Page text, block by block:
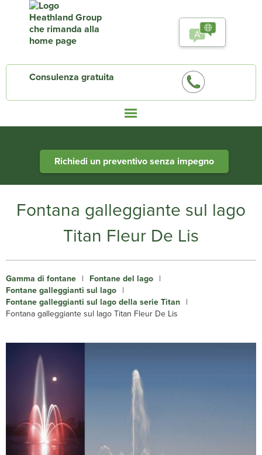
Consulenza gratuita
Richiedi un preventivo senza impegno
Fontana galleggiante sul lago
Titan Fleur De Lis
Gamma di fontane | Fontane del lago |
Fontane galleggianti sul lago |
Fontane galleggianti sul lago della serie Titan |
Fontana galleggiante sul lago Titan Fleur De Lis